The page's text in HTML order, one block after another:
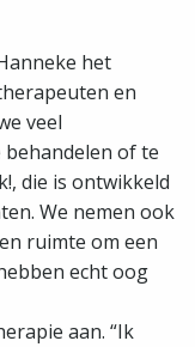
het
en
veel
of te
die is ontwikkeld
We nemen ook
ruimte om een
echt oog
aan. “Ik